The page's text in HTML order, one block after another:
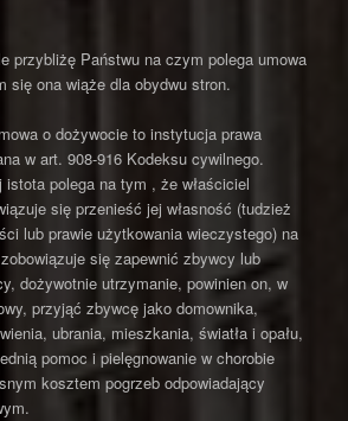
przybliżę Państwu na czym polega umowa
się ona wiąże dla obydwu stron.
o dożywocie to instytucja prawa
w art. 908-916 Kodeksu cywilnego.
polega na tym , że właściciel
się przenieść jej własność (tudzież
lub prawie użytkowania wieczystego) na
się zapewnić zbywcy lub
dożywotnie utrzymanie, powinien on, w
przyjąć zbywcę jako domownika,
ubrania, mieszkania, światła i opału,
pomoc i pielęgnowanie w chorobie
kosztem pogrzeb odpowiadający